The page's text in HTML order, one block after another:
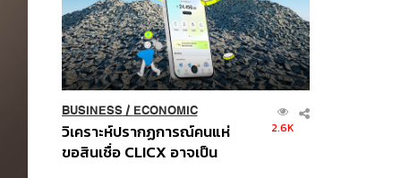
BUSINESS/ ECONOMIC
วิเคราะห์ปรากฏการณ์คนแห่
ขอสินเชื่อ CLICX อาจเป็น
2.6K